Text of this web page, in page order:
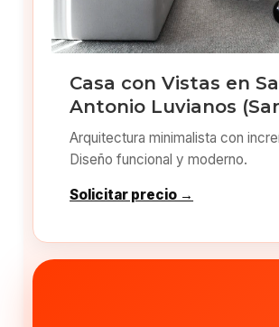
Casa con Vistas en
Antonio Luvianos
Arquitectura minimalista con
Diseño funcional y moderno.
Solicitar precio →